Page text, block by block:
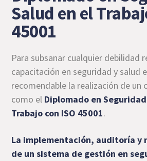
Salud en el
45001
Para subsanar cualquier debilidad
capacitación en seguridad y salud
recomendable la realización de un
como el Diplomado en
Trabajo con ISO 45001.
La implementación, auditoría y
de un sistema de gestión en